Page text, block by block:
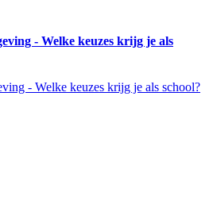
- Welke keuzes krijg je als
- Welke keuzes krijg je als school?